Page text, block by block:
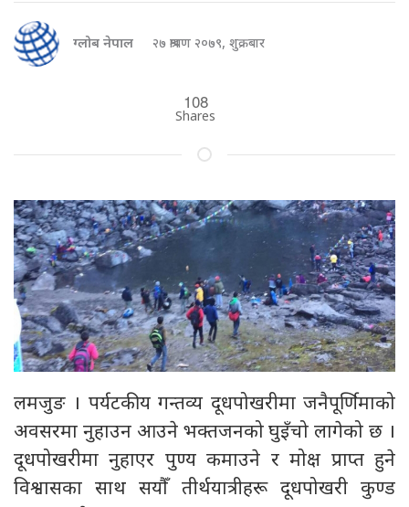
ग्लोब नेपाल २७ श्रावण २०७९, शुक्रबार
108
Shares
लमजुङ । पर्यटकीय गन्तव्य दूधपोखरीमा जनैपूर्णिमाको
अवसरमा नुहाउन आउने भक्तजनको घुइँचो लागेको छ ।
दूधपोखरीमा नुहाएर पुण्य कमाउने र मोक्ष प्राप्त हुने
विश्वासका साथ सयौँ तीर्थयात्रीहरू दूधपोखरी कुण्ड